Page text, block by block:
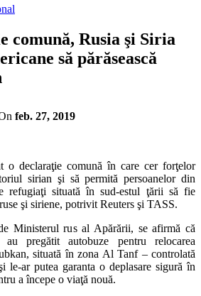
comună, Rusia şi Siria
să părăsească
feb. 27, 2019
o declaraţie comună în care cer forţelor
sirian şi să permită persoanelor din
refugiaţi situată în sud-estul ţării să fie
şi siriene, potrivit Reuters şi TASS.
Ministerul rus al Apărării, se afirmă că
pregătit autobuze pentru relocarea
situată în zona Al Tanf – controlată
le-ar putea garanta o deplasare sigură în
a începe o viaţă nouă.